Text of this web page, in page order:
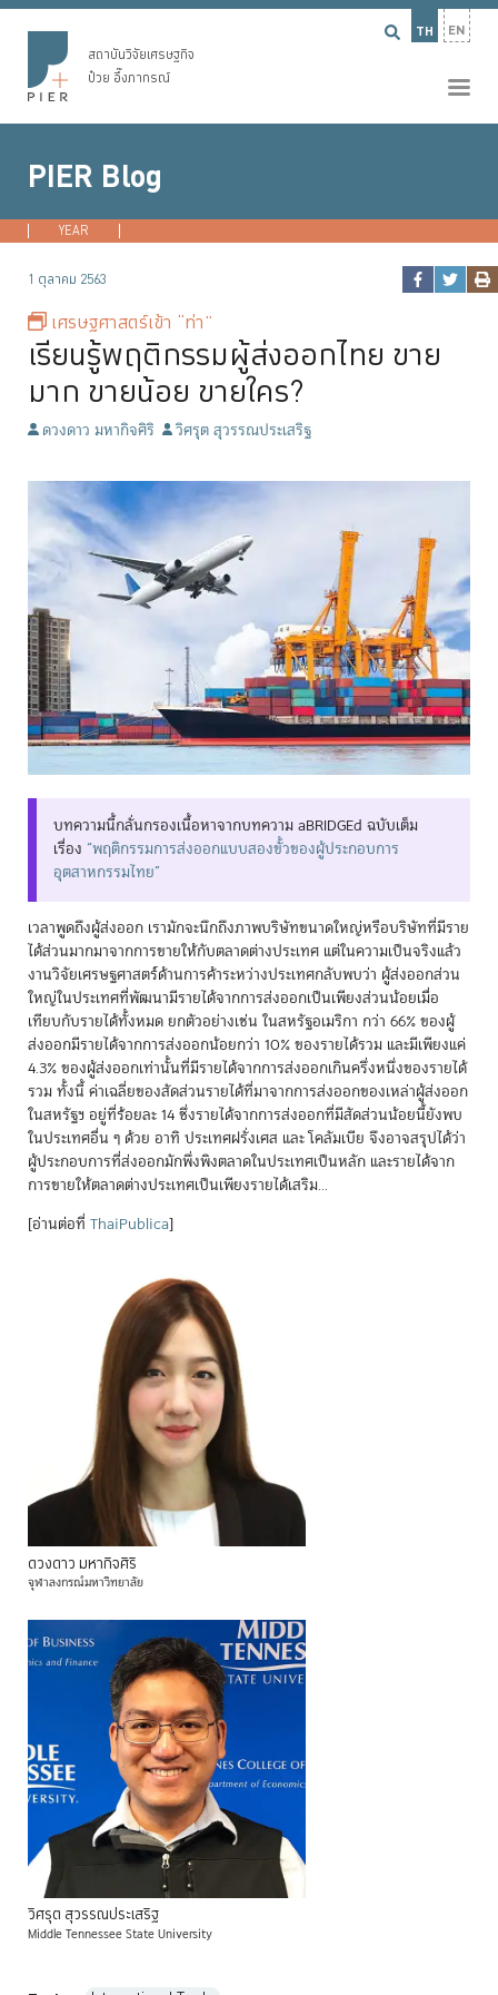
TH EN
สถาบันวิจัยเศรษฐกิจ
ป๋วย อึ๊งภากรณ์
PIER Blog
YEAR
1 ตุลาคม 2563
เศรษฐศาสตร์เข้า “ท่า”
เรียนรู้พฤติกรรมผู้ส่งออกไทย ขาย
มาก ขายน้อย ขายใคร?
ดวงดาว มหากิจศิริ วิศรุต สุวรรณประเสริฐ
บทความนี้กลั่นกรองเนื้อหาจากบทความ aBRIDGEd ฉบับเต็ม
เรื่อง “พฤติกรรมการส่งออกแบบสองขั้วของผู้ประกอบการ
อุตสาหกรรมไทย”
เวลาพูดถึงผู้ส่งออก เรามักจะนึกถึงภาพบริษัทขนาดใหญ่หรือบริษัทที่มีราย
ได้ส่วนมากมาจากการขายให้กับตลาดต่างประเทศ แต่ในความเป็นจริงแล้ว
งานวิจัยเศรษฐศาสตร์ด้านการค้าระหว่างประเทศกลับพบว่า ผู้ส่งออกส่วน
ใหญ่ในประเทศที่พัฒนามีรายได้จากการส่งออกเป็นเพียงส่วนน้อยเมื่อ
เทียบกับรายได้ทั้งหมด ยกตัวอย่างเช่น ในสหรัฐอเมริกา กว่า 66% ของผู้
ส่งออกมีรายได้จากการส่งออกน้อยกว่า 10% ของรายได้รวม และมีเพียงแค่
4.3% ของผู้ส่งออกเท่านั้นที่มีรายได้จากการส่งออกเกินครึ่งหนึ่งของรายได้
รวม ทั้งนี้ ค่าเฉลี่ยของสัดส่วนรายได้ที่มาจากการส่งออกของเหล่าผู้ส่งออก
ในสหรัฐฯ อยู่ที่ร้อยละ 14 ซึ่งรายได้จากการส่งออกที่มีสัดส่วนน้อยนี้ยังพบ
ในประเทศอื่น ๆ ด้วย อาทิ ประเทศฝรั่งเศส และ โคลัมเบีย จึงอาจสรุปได้ว่า
ผู้ประกอบการที่ส่งออกมักพึ่งพิงตลาดในประเทศเป็นหลัก และรายได้จาก
การขายให้ตลาดต่างประเทศเป็นเพียงรายได้เสริม...
[อ่านต่อที่ ThaiPublica]
ดวงดาว มหากิจศิริ
จุฬาลงกรณ์มหาวิทยาลัย
วิศรุต สุวรรณประเสริฐ
Middle Tennessee State University